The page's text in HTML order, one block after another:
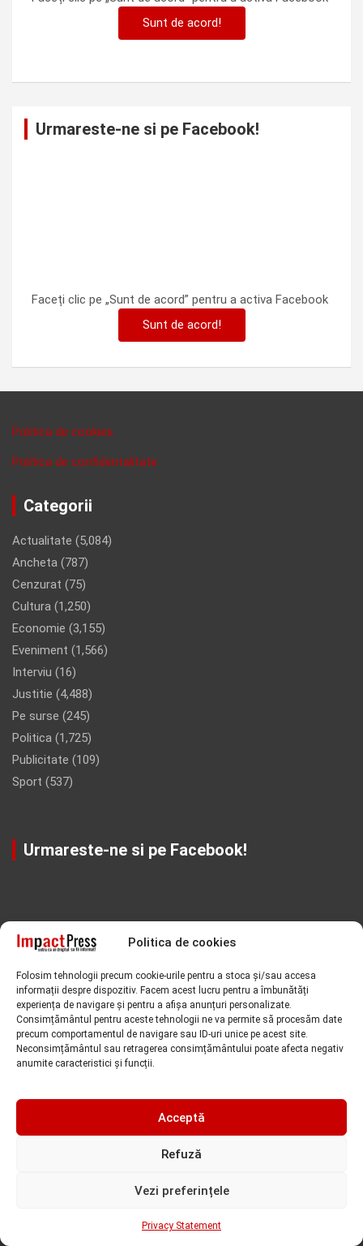
Politica de cookies
Folosim tehnologii precum cookie-urile pentru a stoca și/sau accesa
informații despre dispozitiv. Facem acest lucru pentru a îmbunătăți
experiența de navigare și pentru a afișa anunțuri personalizate.
Consimțământul pentru aceste tehnologii ne va permite să procesăm date
precum comportamentul de navigare sau ID-uri unice pe acest site.
Neconsimțământul sau retragerea consimțământului poate afecta negativ
anumite caracteristici și funcții.
Acceptă
Refuză
Vezi preferințele
Privacy Statement
Sunt de acord!
Urmareste-ne si pe Facebook!
Faceți clic pe „Sunt de acord” pentru a activa Facebook
Sunt de acord!
Politica de cookies
Politica de confidentalitate
Categorii
Actualitate (5,084)
Ancheta (787)
Cenzurat (75)
Cultura (1,250)
Economie (3,155)
Eveniment (1,566)
Interviu (16)
Justitie (4,488)
Pe surse (245)
Politica (1,725)
Publicitate (109)
Sport (537)
Urmareste-ne si pe Facebook!
Faceți clic pe „Sunt de acord” pentru a activa Facebook
Sunt de acord!